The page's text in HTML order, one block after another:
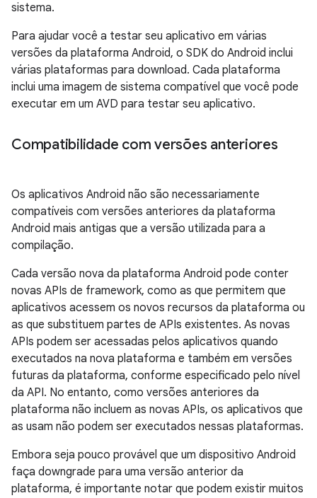
sistema.
Para ajudar você a testar seu aplicativo em várias
versões da plataforma Android, o SDK do Android inclui
várias plataformas para download. Cada plataforma
inclui uma imagem de sistema compatível que você pode
executar em um AVD para testar seu aplicativo.
Compatibilidade com versões anteriores
Os aplicativos Android não são necessariamente
compatíveis com versões anteriores da plataforma
Android mais antigas que a versão utilizada para a
compilação.
Cada versão nova da plataforma Android pode conter
novas APIs de framework, como as que permitem que
aplicativos acessem os novos recursos da plataforma ou
as que substituem partes de APIs existentes. As novas
APIs podem ser acessadas pelos aplicativos quando
executados na nova plataforma e também em versões
futuras da plataforma, conforme especificado pelo nível
da API. No entanto, como versões anteriores da
plataforma não incluem as novas APIs, os aplicativos que
as usam não podem ser executados nessas plataformas.
Embora seja pouco provável que um dispositivo Android
faça downgrade para uma versão anterior da
plataforma, é importante notar que podem existir muitos